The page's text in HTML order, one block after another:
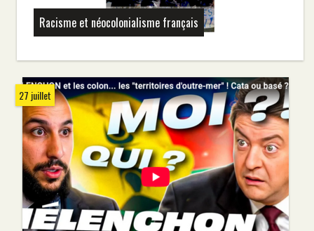
Racisme et néocolonialisme français
27 juillet